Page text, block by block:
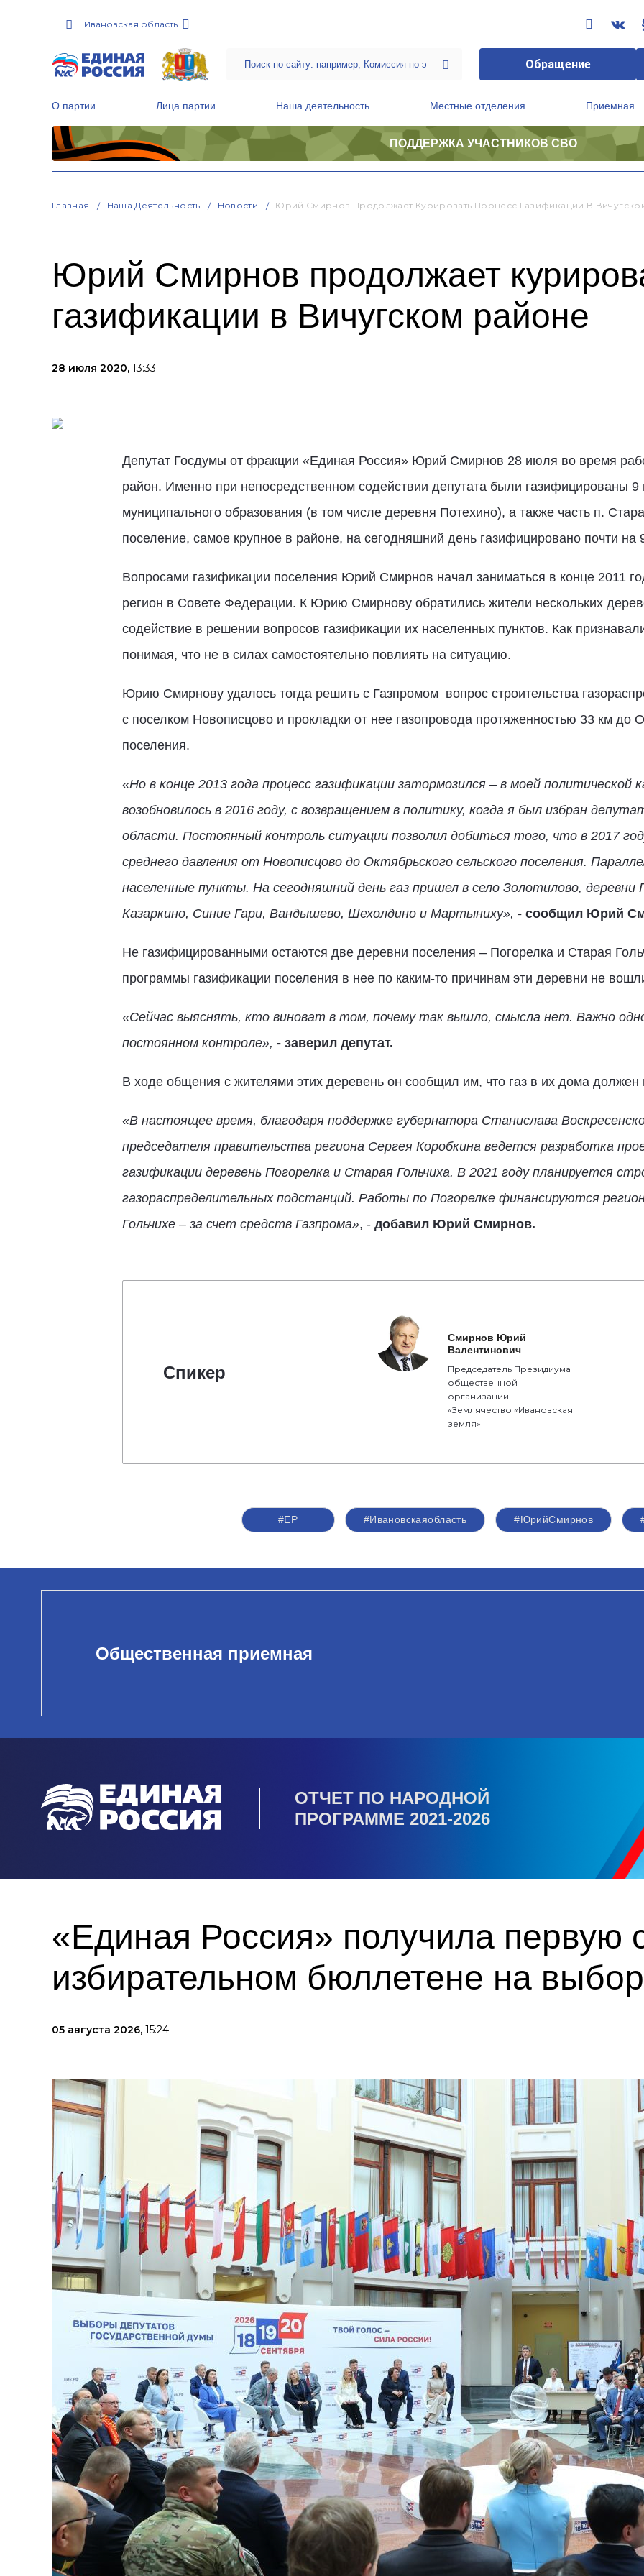
Ивановская область
Обращение
О партии Лица партии Наша деятельность Местные отделения Приемная
ПОДДЕРЖКА УЧАСТНИКОВ СВО
Главная Наша Деятельность Новости Юрий Смирнов Продолжает Курировать Процесс Газификации В
Юрий Смирнов продолжает
газификации в Вичугском районе
28 июля 2020, 13:33
Депутат Госдумы от фракции «Единая Россия» Юрий Смирнов 28 июля во время
район. Именно при непосредственном содействии депутата были газифицированы 9
муниципального образования (в том числе деревня Потехино), а также часть п.
поселение, самое крупное в районе, на сегодняшний день газифицировано почти на
Вопросами газификации поселения Юрий Смирнов начал заниматься в конце 2011
регион в Совете Федерации. К Юрию Смирнову обратились жители нескольких
содействие в решении вопросов газификации их населенных пунктов. Как
понимая, что не в силах самостоятельно повлиять на ситуацию.
Юрию Смирнову удалось тогда решить с Газпромом вопрос строительства
с поселком Новописцово и прокладки от нее газопровода протяженностью 33 км до
поселения.
«Но в конце 2013 года процесс газификации затормозился – в моей политической
возобновилось в 2016 году, с возвращением в политику, когда я был избран
области. Постоянный контроль ситуации позволил добиться того, что в 2017
среднего давления от Новописцово до Октябрьского сельского поселения.
населенные пункты. На сегодняшний день газ пришел в село Золотилово, деревни
Казаркино, Синие Гари, Вандышево, Шехолдино и Мартыниху», - сообщил Юрий
Не газифицированными остаются две деревни поселения – Погорелка и Старая
программы газификации поселения в нее по каким-то причинам эти деревни не
«Сейчас выяснять, кто виноват в том, почему так вышло, смысла нет. Важно
постоянном контроле», - заверил депутат.
В ходе общения с жителями этих деревень он сообщил им, что газ в их дома должен
«В настоящее время, благодаря поддержке губернатора Станислава
председателя правительства региона Сергея Коробкина ведется разработка
газификации деревень Погорелка и Старая Гольчиха. В 2021 году планируется
газораспределительных подстанций. Работы по Погорелке финансируются
Гольчихе – за счет средств Газпрома», - добавил Юрий Смирнов.
Спикер
Смирнов Юрий
Валентинович
Председатель Президиума
общественной
организации
«Землячество «Ивановская
земля»
#ЕР #Ивановскаяобласть #ЮрийСмирнов
Общественная приемная
ОТЧЕТ ПО НАРОДНОЙ
ПРОГРАММЕ 2021-2026
«Единая Россия» получила первую
избирательном бюллетене на
05 августа 2026, 15:24